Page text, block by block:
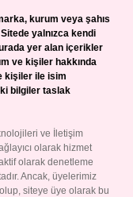
kurum veya şahıs
yalnızca kendi
yer alan içerikler
ve kişiler hakkında
kişiler ile isim
bilgiler taslak
ve İletişim
olarak hizmet
olarak denetleme
Ancak, üyelerimiz
siteye üye olarak bu